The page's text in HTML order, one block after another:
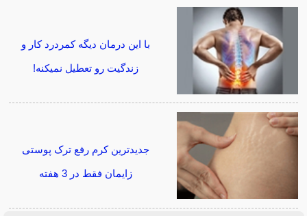
با این درمان دیگه کمردرد کار و
زندگیت رو تعطیل نمیکنه!
جدیدترین کرم رفع ترک پوستی
زایمان فقط در 3 هفته